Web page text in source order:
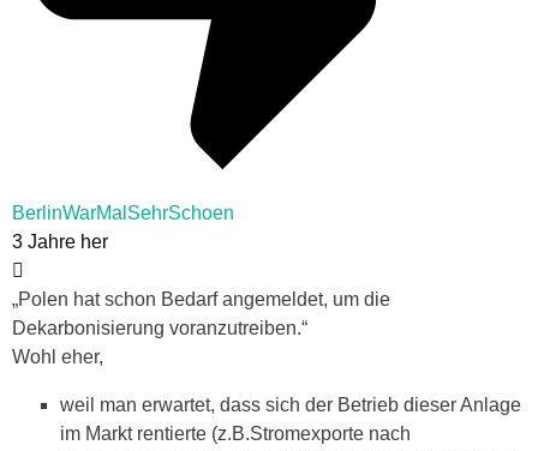
BerlinWarMalSehrSchoen
3 Jahre her
„Polen hat schon Bedarf angemeldet, um die
Dekarbonisierung voranzutreiben.“
Wohl eher,
weil man erwartet, dass sich der Betrieb dieser Anlage
im Markt rentierte (z.B.Stromexporte nach